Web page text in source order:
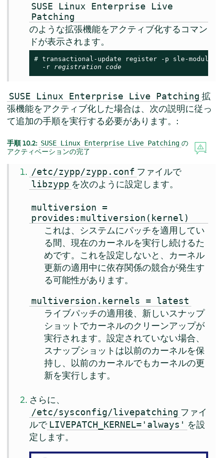
SUSE Linux Enterprise Live
Patching
のような拡張機能をアクティブ化するコマン
ドが表示されます。
# transactional-update register -p sle-module-
  -r
registration code
SUSE Linux Enterprise Live Patching 拡
張機能をアクティブ化した場合は、次の説明に従っ
て追加の手順を実行する必要があります。:
手順 10.2: SUSE Linux Enterprise Live Patching の
アクティベーションの完了
/etc/zypp/zypp.conf ファイルで
libzypp を次のように設定します。
multiversion =
provides:multiversion(kernel)
これは、システムにパッチを適用してい
る間、現在のカーネルを実行し続けるた
めです。これを設定しないと、カーネル
更新の適用中に依存関係の競合が発生す
る可能性があります。
multiversion.kernels = latest
ライブパッチの適用後、新しいスナップ
ショットでカーネルのクリーンアップが
実行されます。設定されていない場合、
スナップショットは以前のカーネルを保
持し、以前のカーネルでもカーネルの更
新を実行します。
さらに、
/etc/sysconfig/livepatching ファイ
ルで LIVEPATCH_KERNEL='always' を設
定します。